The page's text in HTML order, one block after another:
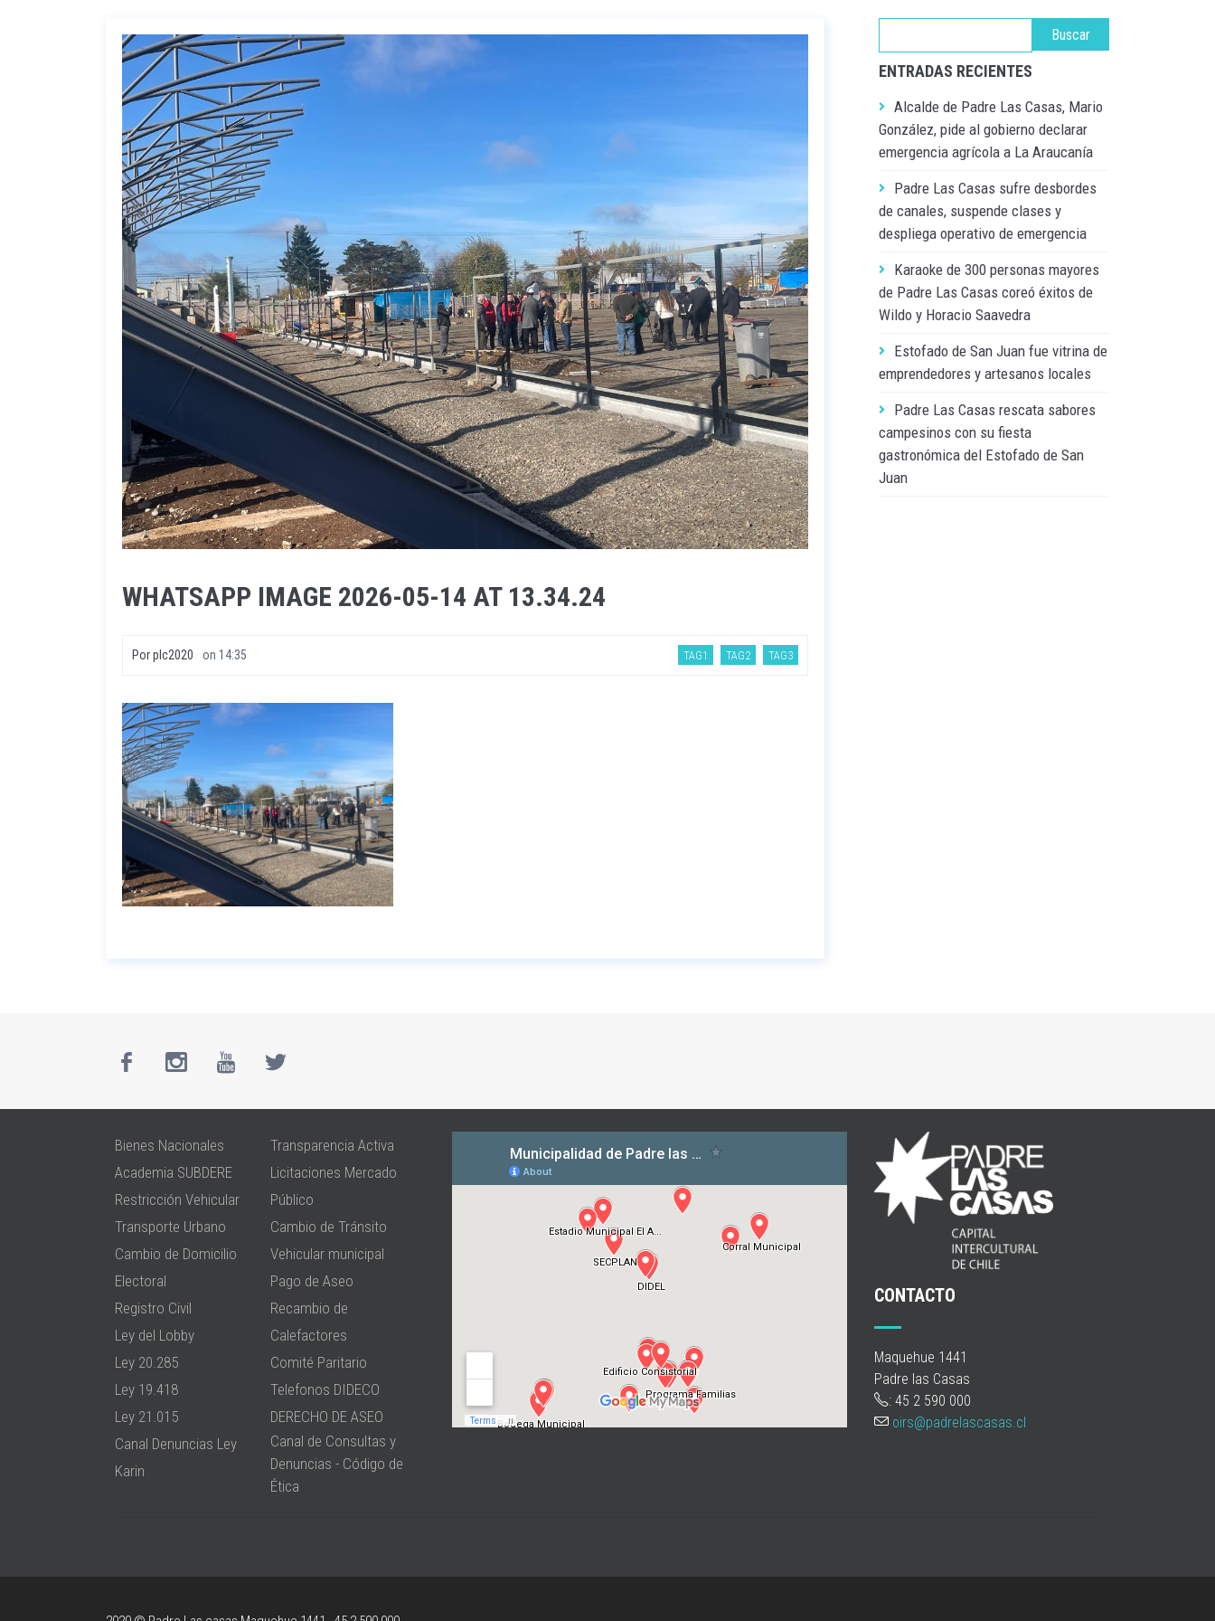
WHATSAPP IMAGE 2026-05-14 AT 13.34.24
Porplc2020 on 14:35 TAG1 TAG2 TAG3
ENTRADAS RECIENTES
Alcalde de Padre Las Casas, Mario
González, pide al gobierno declarar
emergencia agrícola a La Araucanía
Padre Las Casas sufre desbordes
de canales, suspende clases y
despliega operativo de emergencia
Karaoke de 300 personas mayores
de Padre Las Casas coreó éxitos de
Wildo y Horacio Saavedra
Estofado de San Juan fue vitrina de
emprendedores y artesanos locales
Padre Las Casas rescata sabores
campesinos con su fiesta
gastronómica del Estofado de San
Juan
Bienes Nacionales
Academia SUBDERE
Restricción Vehicular
Transporte Urbano
Cambio de Domicilio
Electoral
Registro Civil
Ley del Lobby
Ley 20.285
Ley 19.418
Ley 21.015
Canal Denuncias Ley
Karin
Transparencia Activa
Licitaciones Mercado
Público
Cambio de Tránsito
Vehicular municipal
Pago de Aseo
Recambio de
Calefactores
Comité Paritario
Telefonos DIDECO
DERECHO DE ASEO
Canal de Consultas y
Denuncias - Código de
Ética
CONTACTO
Maquehue 1441
Padre las Casas
: 45 2 590 000
oirs@padrelascasas.cl